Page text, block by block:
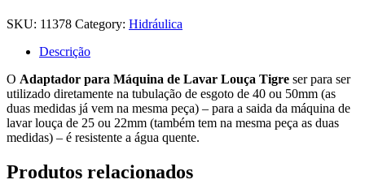
SKU: 11378 Category: Hidráulica
Descrição
O Adaptador para Máquina de Lavar Louça Tigre ser para ser
utilizado diretamente na tubulação de esgoto de 40 ou 50mm (as
duas medidas já vem na mesma peça) – para a saida da máquina de
lavar louça de 25 ou 22mm (também tem na mesma peça as duas
medidas) – é resistente a água quente.
Produtos relacionados